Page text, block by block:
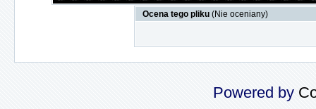
Ocena tego pliku (Nie oceniany)
Powered by